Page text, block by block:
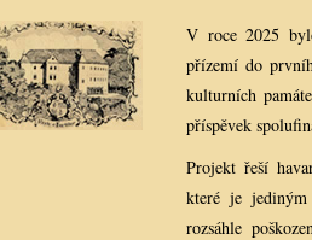
V roce 2025
přízemí do
kulturních
příspěvek
Projekt řeší
které je
rozsáhle